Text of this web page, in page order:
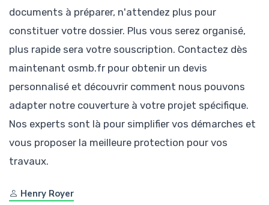
documents à préparer, n'attendez plus pour
constituer votre dossier. Plus vous serez organisé,
plus rapide sera votre souscription. Contactez dès
maintenant osmb.fr pour obtenir un devis
personnalisé et découvrir comment nous pouvons
adapter notre couverture à votre projet spécifique.
Nos experts sont là pour simplifier vos démarches et
vous proposer la meilleure protection pour vos
travaux.
Henry Royer